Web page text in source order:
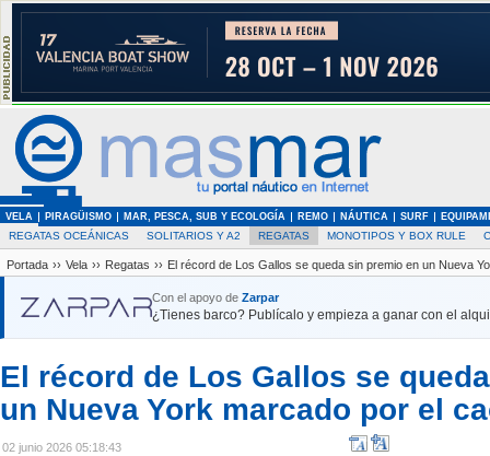
VELA PIRAGÜISMO MAR, PESCA, SUB Y ECOLOGÍA REMO NÁUTICA SURF
REGATAS OCEÁNICAS SOLITARIOS Y A2 REGATAS MONOTIPOS Y BOX RULE
Portada ›› Vela ›› Regatas ›› El récord de Los Gallos se queda sin premio en un Nueva
Con el apoyo de Zarpar
¿Tienes barco? Publícalo y empieza a ganar con el
El récord de Los Gallos se
un Nueva York marcado por el
02 junio 2026 05:18:43